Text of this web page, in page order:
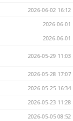
2026-06-02 16:12
2026-06-01
2026-06-01
2026-05-29 11:03
2026-05-28 17:07
2026-05-25 16:34
2026-05-23 11:28
2026-05-05 08:52